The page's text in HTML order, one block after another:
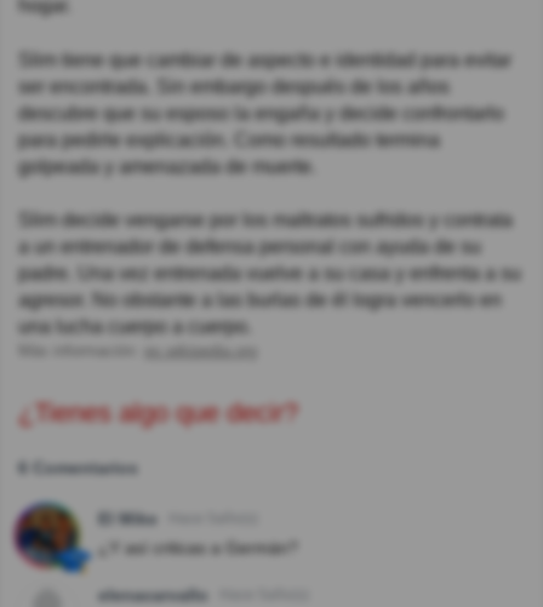
hogar.
Slim tiene que cambiar de aspecto e identidad para evitar
ser encontrada. Sin embargo después de los años
descubre que su esposo la engaña y decide confrontarlo
para pedirle explicación. Como resultado termina
golpeada y amenazada de muerte.
Slim decide vengarse por los maltratos sufridos y contrata
a un entrenador de defensa personal con ayuda de su
padre. Una vez entrenada vuelve a su casa y enfrenta a su
agresor. No obstante a las burlas de él logra vencerlo en
una lucha cuerpo a cuerpo.
¿Tienes algo que decir?
6 Comentarios
El Mike
¿Y así criticas a Germán?
elenacarvallo